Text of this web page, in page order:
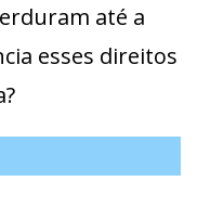
até a
esses direitos